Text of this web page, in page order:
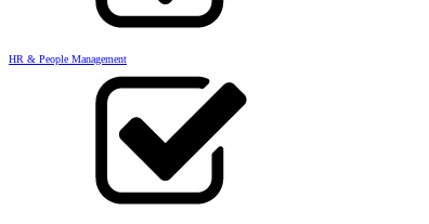
HR & People Management